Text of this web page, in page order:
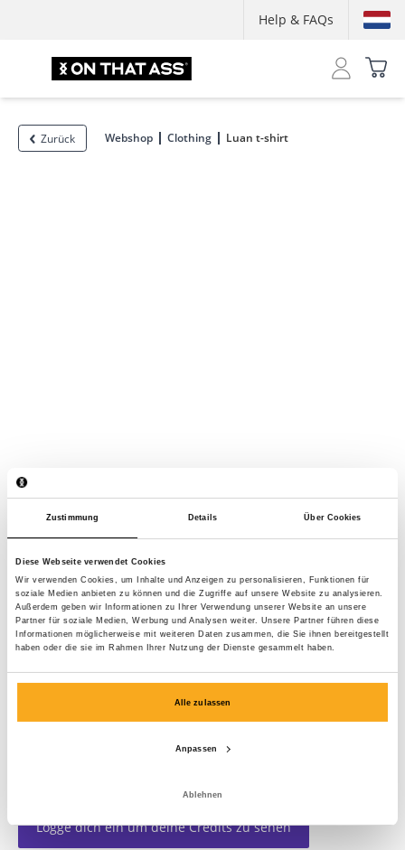
Zustimmung Details Über Cookies
Diese Webseite verwendet Cookies
Wir verwenden Cookies, um Inhalte und Anzeigen zu personalisieren, Funktionen für
soziale Medien anbieten zu können und die Zugriffe auf unsere Website zu analysieren.
Außerdem geben wir Informationen zu Ihrer Verwendung unserer Website an unsere
Partner für soziale Medien, Werbung und Analysen weiter. Unsere Partner führen diese
Informationen möglicherweise mit weiteren Daten zusammen, die Sie ihnen bereitgestellt
haben oder die sie im Rahmen Ihrer Nutzung der Dienste gesammelt haben.
Alle zulassen
Anpassen
Ablehnen
Help & FAQs
Zurück Webshop Clothing Luan t-shirt
Logge dich ein um deine Credits zu sehen